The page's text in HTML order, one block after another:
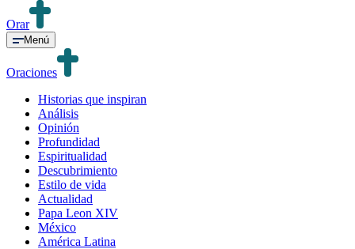
Orar
Menú
Oraciones
Historias que inspiran
Análisis
Opinión
Profundidad
Espiritualidad
Descubrimiento
Estilo de vida
Actualidad
Papa Leon XIV
México
América Latina